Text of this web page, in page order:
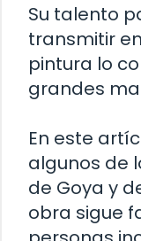
Su talento
transmitir
pintura lo
grandes
En este
algunos de
de Goya y
obra sigue